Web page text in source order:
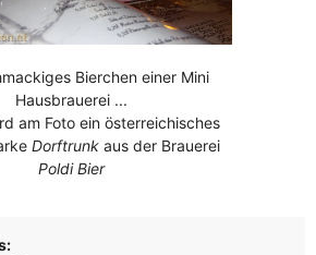
Bierchen einer Mini
Hausbrauerei ...
am Foto ein österreichisches
Dorftrunk aus der Brauerei
Poldi Bier